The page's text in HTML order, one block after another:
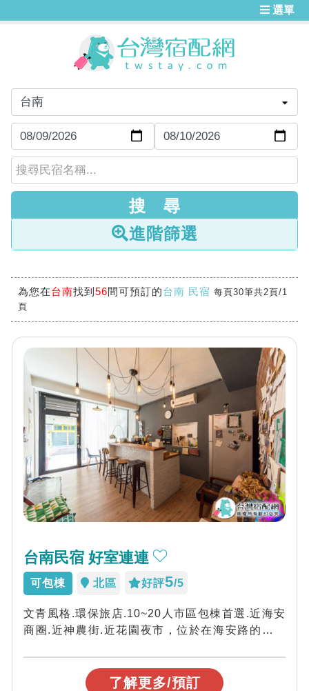
選單
進階篩選
為您在台南找到 56間可預訂的台南 民宿 每頁30筆共2頁/1
頁
台南民宿 好室連連
可包棟 北區 好評5/5
文青風格.環保旅店.10~20人市區包棟首選.近海安
商圈.近神農街.近花園夜市，位於在海安路的巷弄
了解更多/預訂